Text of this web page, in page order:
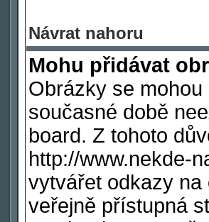
Návrat nahoru
Mohu přidávat
Obrázky se
současné době
board. Z tohoto
http://www.nekde-
vytvářet odkazy
veřejně přístupná